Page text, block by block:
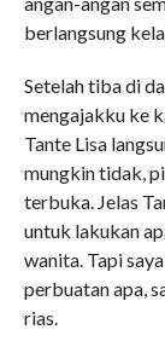
berlangsung
Setelah tiba di
mengajakku ke
Tante Lisa
mungkin tidak,
terbuka. Jelas
untuk lakukan
wanita. Tapi
perbuatan apa,
rias.